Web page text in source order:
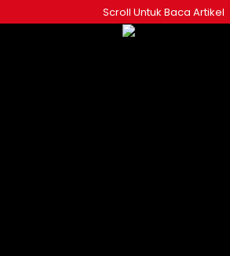
to
Scroll Untuk Baca Artikel